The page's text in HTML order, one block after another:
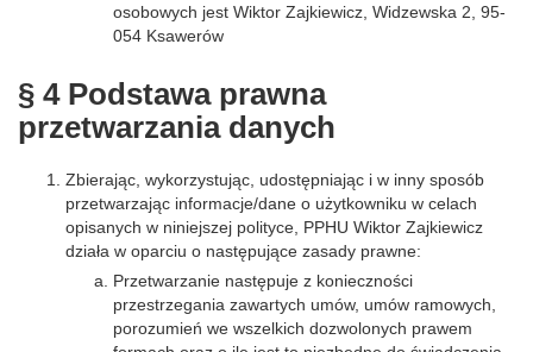
osobowych jest Wiktor Zajkiewicz, Widzewska 2, 95-
054 Ksawerów
§ 4 Podstawa prawna
przetwarzania danych
Zbierając, wykorzystując, udostępniając i w inny sposób
przetwarzając informacje/dane o użytkowniku w celach
opisanych w niniejszej polityce, PPHU Wiktor Zajkiewicz
działa w oparciu o następujące zasady prawne:
Przetwarzanie następuje z konieczności
przestrzegania zawartych umów, umów ramowych,
porozumień we wszelkich dozwolonych prawem